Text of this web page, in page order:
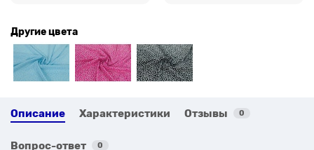
Другие цвета
Описание Характеристики Отзывы 0
Вопрос-ответ 0